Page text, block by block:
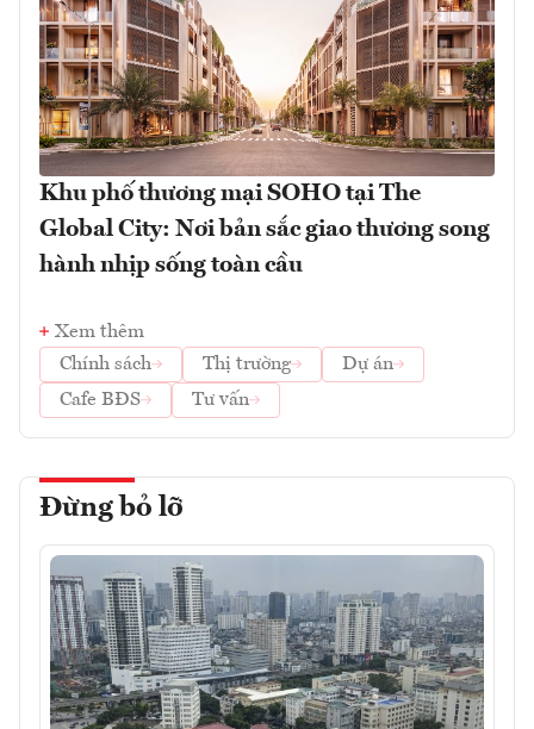
Khu phố thương mại SOHO tại The
Global City: Nơi bản sắc giao thương song
hành nhịp sống toàn cầu
Xem thêm
Chính sách
Thị trường
Dự án
Cafe BĐS
Tư vấn
Đừng bỏ lỡ